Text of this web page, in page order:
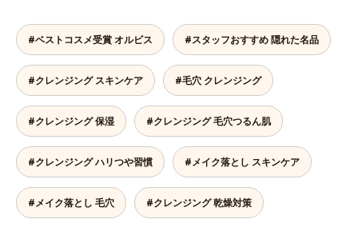
#ベストコスメ受賞 オルビス #スタッフおすすめ 隠れた名品
#クレンジング スキンケア #毛穴 クレンジング
#クレンジング 保湿 #クレンジング 毛穴つるん肌
#クレンジング ハリつや習慣 #メイク落とし スキンケア
#メイク落とし 毛穴 #クレンジング 乾燥対策